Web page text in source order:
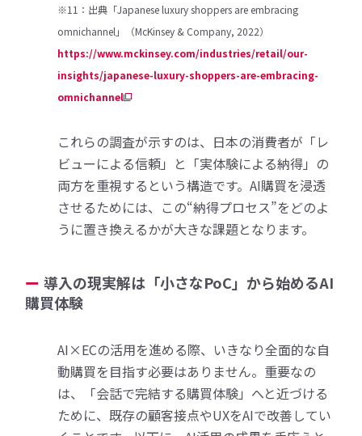
※11：出典「Japanese luxury shoppers are embracing
omnichannel」（McKinsey & Company, 2022）
https://www.mckinsey.com/industries/retail/our-
insights/japanese-luxury-shoppers-are-embracing-
omnichannel
これらの調査が示すのは、日本の消費者が「レ
ビューによる信頼」と「実体験による納得」の
両方を重視するという構造です。AI購買を浸透
させるためには、この“納得プロセス”をどのよ
うに置き換えるかが大きな課題となります。
導入の現実解は「小さなPoC」から始めるAI
購買体験
AI×ECの活用を進める際、いきなり全面的な自
動購買を目指す必要はありません。重要なの
は、「会話で完結する購買体験」へと近づける
ために、既存の顧客接点やUXをAIで改善してい